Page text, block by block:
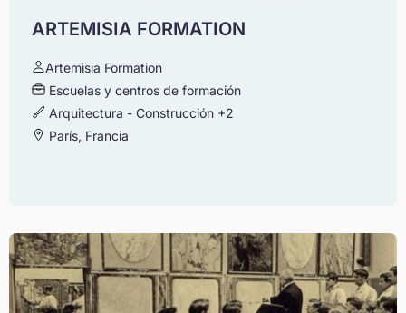
ARTEMISIA FORMATION
Artemisia Formation
Escuelas y centros de formación
Arquitectura - Construcción +2
París, Francia